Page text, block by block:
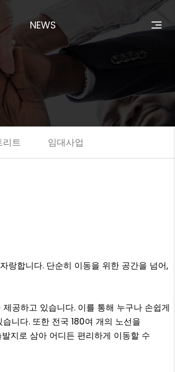
NEWS
리트 임대사업
랑합니다. 단순히 이동을 위한 공간을 넘어,
공하고 있습니다. 이를 통해 누구나 손쉽게
니다. 또한 전국 180여 개의 노선을
지로 삼아 어디든 편리하게 이동할 수